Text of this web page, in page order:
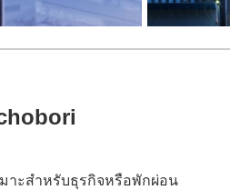
มาะสำหรับธุรกิจหรือพักผ่อน